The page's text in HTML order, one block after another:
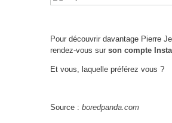
Pour découvrir davantage Pierre
rendez-vous sur son compte
Et vous, laquelle préférez vous ?
Source : boredpanda.com